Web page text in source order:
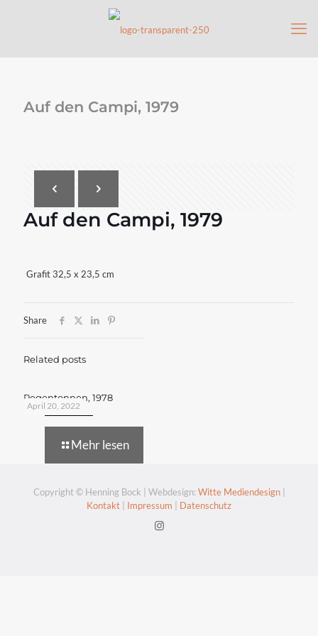
Auf den Campi, 1979
Auf den Campi, 1979
Grafit 32,5 x 23,5 cm
Share
Related posts
April 20, 2022
Regentonnen, 1978
Mehr lesen
Copyright © Henning Bock | Webdesign: Witte Mediendesign|
Kontakt
Impressum Datenschutz